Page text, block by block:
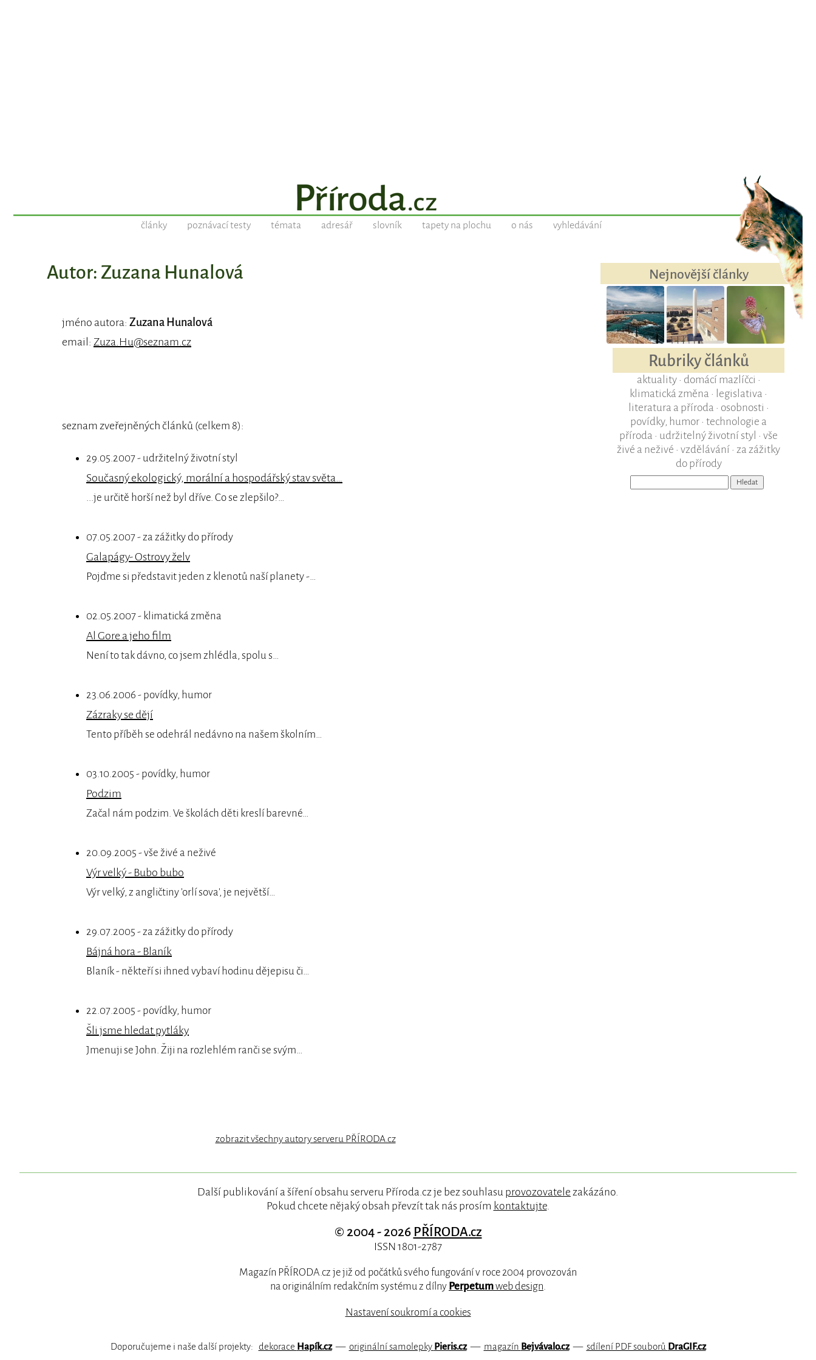
články poznávací testy témata adresář slovník tapety na plochu o nás vyhledávání
Autor: Zuzana Hunalová
jméno autora: Zuzana Hunalová
email: Zuza.Hu@seznam.cz
seznam zveřejněných článků (celkem 8):
29.05.2007 - udržitelný životní styl
Současný ekologický, morální a hospodářský stav světa…
...je určitě horší než byl dříve. Co se zlepšilo?…
07.05.2007 - za zážitky do přírody
Galapágy- Ostrovy želv
Pojďme si představit jeden z klenotů naší planety -…
02.05.2007 - klimatická změna
Al Gore a jeho film
Není to tak dávno, co jsem zhlédla, spolu s…
23.06.2006 - povídky, humor
Zázraky se dějí
Tento příběh se odehrál nedávno na našem školním…
03.10.2005 - povídky, humor
Podzim
Začal nám podzim. Ve školách děti kreslí barevné…
20.09.2005 - vše živé a neživé
Výr velký - Bubo bubo
Výr velký, z angličtiny 'orlí sova', je největší…
29.07.2005 - za zážitky do přírody
Bájná hora - Blaník
Blaník - někteří si ihned vybaví hodinu dějepisu či…
22.07.2005 - povídky, humor
Šli jsme hledat pytláky
Jmenuji se John. Žiji na rozlehlém ranči se svým…
zobrazit všechny autory serveru PŘÍRODA.cz
Nejnovější články
Rubriky článků
aktuality• domácí mazlíčci •
klimatická změna • legislativa •
literatura a příroda • osobnosti •
povídky, humor • technologie a
příroda • udržitelný životní styl • vše
živé a neživé • vzdělávání • za zážitky
do přírody
Další publikování a šíření obsahu serveru Příroda.cz je bez souhlasu provozovatele zakázáno.
Pokud chcete nějaký obsah převzít tak nás prosím kontaktujte.
© 2004 - 2026 PŘÍRODA.cz
ISSN 1801-2787
Magazín PŘÍRODA.cz je již od počátků svého fungování v roce 2004 provozován
na originálním redakčním systému z dílny Perpetumweb design.
Nastavení soukromí a cookies
Doporučujeme i naše další projekty: dekorace Hapík.cz— originální samolepky Pieris.cz— magazín Bejvávalo.cz— sdílení PDF souborů DraGIF.cz